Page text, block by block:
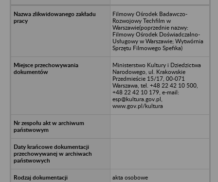
Filmowy Ośrodek Badawczo-
Rozwojowy Techfilm w
Warszawie(poprzednie nazwy:
Filmowy Ośrodek Doświadczalno-
Usługowy w Warszawie; Wytwórnia
Sprzętu Filmowego Spefika)
Ministerstwo Kultury i Dziedzictwa
Narodowego, ul. Krakowskie
Przedmieście 15/17, 00-071
Warszawa, tel. +48 22 42 10 500,
+48 22 42 10 179, e-mail:
esp@kultura.gov.pl,
www.gov.pl/kultura
akta osobowe